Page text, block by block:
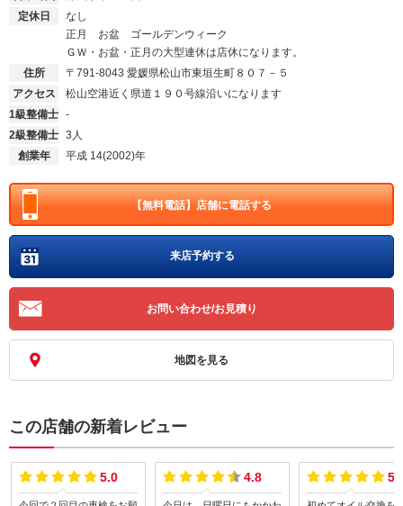
定休日
なし
正月 お盆 ゴールデンウィーク
ＧＷ・お盆・正月の大型連休は店休になります。
住所
〒791-8043 愛媛県松山市東垣生町８０７－５
アクセス
松山空港近く県道１９０号線沿いになります
1級整備士 -
2級整備士 3人
創業年
平成 14(2002)年
【無料電話】店舗に電話する
来店予約する
お問い合わせ/お見積り
地図を見る
この店舗の新着レビュー
5.0 4.8